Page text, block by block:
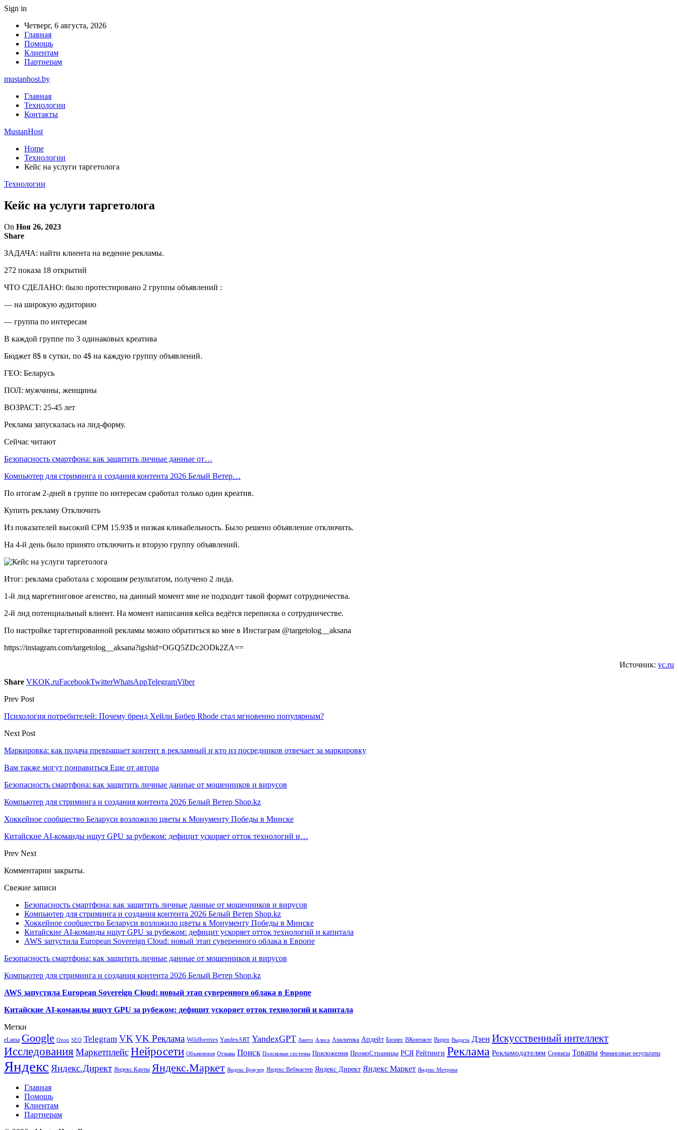
Sign in
Четверг, 6 августа, 2026
Главная
Помощь
Клиентам
Партнерам
mustanhost.by
Главная
Технологии
Контакты
MustanHost
Home
Технологии
Кейс на услуги таргетолога
Технологии
Кейс на услуги таргетолога
On Ноя 26, 2023
Share
ЗАДАЧА: найти клиента на ведение рекламы.
272 показа 18 открытий
ЧТО СДЕЛАНО: было протестировано 2 группы объявлений :
— на широкую аудиторию
— группа по интересам
В каждой группе по 3 одинаковых креатива
Бюджет 8$ в сутки, по 4$ на каждую группу объявлений.
ГЕО: Беларусь
ПОЛ: мужчины, женщины
ВОЗРАСТ: 25-45 лет
Реклама запускалась на лид-форму.
Сейчас читают
Безопасность смартфона: как защитить личные данные от…
Компьютер для стриминга и создания контента 2026 Белый Ветер…
По итогам 2-дней в группе по интересам сработал только один креатив.
Купить рекламу Отключить
Из показателей высокий CPM 15.93$ и низкая кликабельность. Было решено объявление отключить.
На 4-й день было принято отключить и вторую группу объявлений.
Итог: реклама сработала с хорошим результатом, получено 2 лида.
1-й лид маргетинговое агенство, на данный момент мне не подходит такой формат сотрудничества.
2-й лид потенциальный клиент. На момент написания кейса ведётся переписка о сотрудничестве.
По настройке таргетированной рекламы можно обратиться ко мне в Инстаграм @targetolog__aksana
https://instagram.com/targetolog__aksana?igshid=OGQ5ZDc2ODk2ZA==
Источник: vc.ru
Share VKOK.ruFacebookTwitterWhatsAppTelegramViber
Prev Post
Психология потребителей: Почему бренд Хейли Бибер Rhode стал мгновенно популярным?
Next Post
Маркировка: как подача превращает контент в рекламный и кто из посредников отвечает за маркировку
Вам также могут понравиться Еще от автора
Безопасность смартфона: как защитить личные данные от мошенников и вирусов
Компьютер для стриминга и создания контента 2026 Белый Ветер Shop.kz
Хоккейное сообщество Беларуси возложило цветы к Монументу Победы в Минске
Китайские AI-команды ищут GPU за рубежом: дефицит ускоряет отток технологий и…
Prev Next
Комментарии закрыты.
Свежие записи
Безопасность смартфона: как защитить личные данные от мошенников и вирусов
Компьютер для стриминга и создания контента 2026 Белый Ветер Shop.kz
Хоккейное сообщество Беларуси возложило цветы к Монументу Победы в Минске
Китайские AI-команды ищут GPU за рубежом: дефицит ускоряет отток технологий и капитала
AWS запустила European Sovereign Cloud: новый этап суверенного облака в Европе
Безопасность смартфона: как защитить личные данные от мошенников и вирусов
Компьютер для стриминга и создания контента 2026 Белый Ветер Shop.kz
AWS запустила European Sovereign Cloud: новый этап суверенного облака в Европе
Китайские AI-команды ищут GPU за рубежом: дефицит ускоряет отток технологий и капитала
Метки
eLama Google Ozon SEO Telegram VK VK Реклама Wildberries YandexART YandexGPT Авито Алиса Аналитика Апдейт Бизнес ВКонтакте Видео Выдача Дзен Искусственный интеллект
Исследования МаркетплейсНейросети Объявления Отзывы Поиск Поисковые системы Приложения ПромоСтраницы РСЯ Рейтинги Реклама Рекламодателям Сервисы Товары Финансовые результаты
Яндекс Яндекс.Директ Яндекс.Карты Яндекс.Маркет Яндекс Браузер Яндекс Вебмастер Яндекс Директ Яндекс Маркет Яндекс Метрика
Главная
Помощь
Клиентам
Партнерам